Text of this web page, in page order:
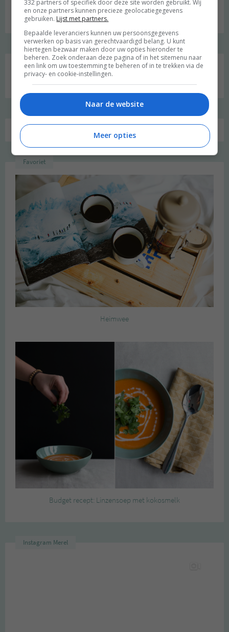
Zoeken
Favoriet
Heimwee
Budget recept: Linzensoep met kokosmelk
Instagram Merel
332 partners of specifiek door deze site worden gebruikt. Wij
en onze partners kunnen precieze geolocatiegegevens
gebruiken. Lijst met partners.
Bepaalde leveranciers kunnen uw persoonsgegevens
verwerken op basis van gerechtvaardigd belang. U kunt
hiertegen bezwaar maken door uw opties hieronder te
beheren. Zoek onderaan deze pagina of in het sitemenu naar
een link om uw toestemming te beheren of in te trekken via de
privacy- en cookie-instellingen.
Naar de website
Meer opties